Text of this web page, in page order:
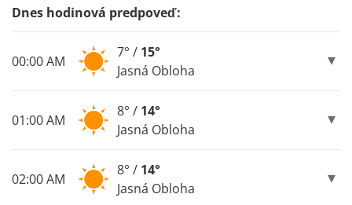
Dnes hodinová predpoveď:
00:00 AM
7° / 15°
Jasná Obloha
01:00 AM
8° / 14°
Jasná Obloha
02:00 AM
8° / 14°
Jasná Obloha